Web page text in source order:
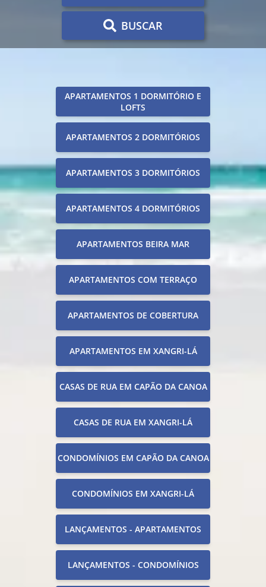
BUSCAR
APARTAMENTOS 1 DORMITÓRIO E
LOFTS
APARTAMENTOS 2 DORMITÓRIOS
APARTAMENTOS 3 DORMITÓRIOS
APARTAMENTOS 4 DORMITÓRIOS
APARTAMENTOS BEIRA MAR
APARTAMENTOS COM TERRAÇO
APARTAMENTOS DE COBERTURA
APARTAMENTOS EM XANGRI-LÁ
CASAS DE RUA EM CAPÃO DA CANOA
CASAS DE RUA EM XANGRI-LÁ
CONDOMÍNIOS EM CAPÃO DA CANOA
CONDOMÍNIOS EM XANGRI-LÁ
LANÇAMENTOS - APARTAMENTOS
LANÇAMENTOS - CONDOMÍNIOS